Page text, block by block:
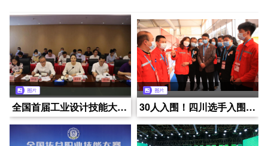
全国首届工业设计技能大赛启动筹备工作 30人入围！四川选手入围第46届世界技能大赛国家集训队成绩创历史新高
四川西部人力资源开发中心2025年技能人才评价（日常）工作快讯（2025年2月第3周） 四川西部人力资源开发中心2025年技能人才评价（日常）工作快讯（2025年1月第2周）
四川广茂星辰教育科技有限公司 绵阳市青创职业技能鉴定站